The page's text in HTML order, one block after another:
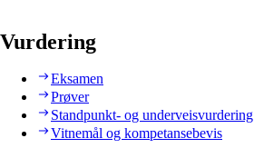
Vurdering
Eksamen
Prøver
Standpunkt- og underveisvurdering
Vitnemål og kompetansebevis